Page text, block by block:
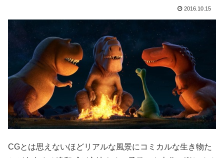
2016.10.15
CGとは思えないほどリアルな風景にコミカルな生き物た